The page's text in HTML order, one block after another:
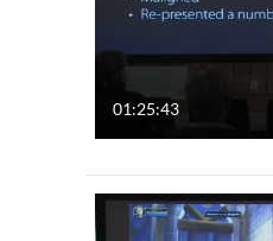
01:25:43